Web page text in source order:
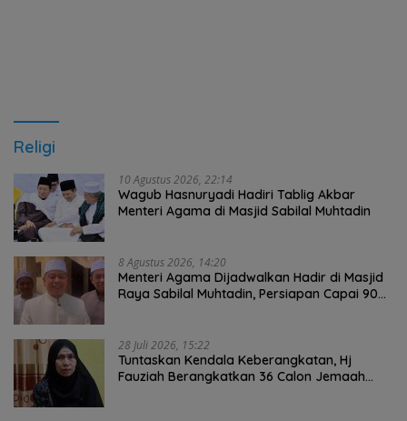
Religi
10 Agustus 2026, 22:14
Wagub Hasnuryadi Hadiri Tablig Akbar
Menteri Agama di Masjid Sabilal Muhtadin
8 Agustus 2026, 14:20
Menteri Agama Dijadwalkan Hadir di Masjid
Raya Sabilal Muhtadin, Persiapan Capai 90
28 Juli 2026, 15:22
Tuntaskan Kendala Keberangkatan, Hj
Fauziah Berangkatkan 36 Calon Jemaah